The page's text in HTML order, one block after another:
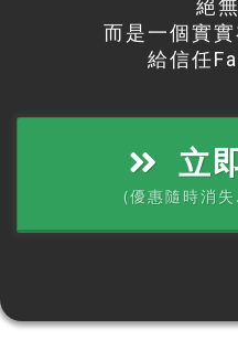
絕
而是一個實
給信任
立
(優惠隨時消